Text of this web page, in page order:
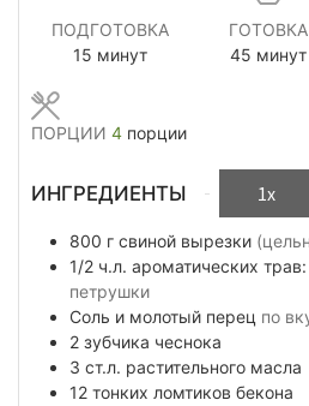
ПОДГОТОВКА
15 минуты
минут
ГОТОВКА
45 минуты
минут
ПОРЦИИ 4 порции
ИНГРЕДИЕНТЫ 1x
800 г свиной вырезки
1/2 ч.л. ароматических трав:
петрушки
Соль и молотый перец по
2 зубчика чеснока
3 ст.л. растительного масла
12 тонких ломтиков бекона